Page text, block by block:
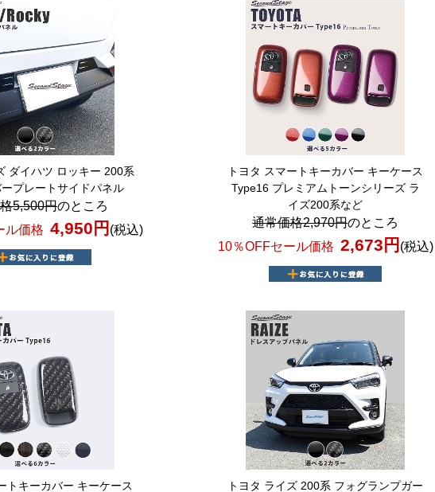
ダイハツ ロッキー 200系
ープレートサイドパネル
5,500円のところ
ル価格 4,950円 (税込)
トヨタ スマートキーカバー キーケース
Type16 プレミアムトーンシリーズ ラ
イズ200系など
通常価格2,970円のところ
10％OFFセール価格 2,673円 (税込)
トキーカバー キーケース トヨタ ライズ 200系 フォグランプガー